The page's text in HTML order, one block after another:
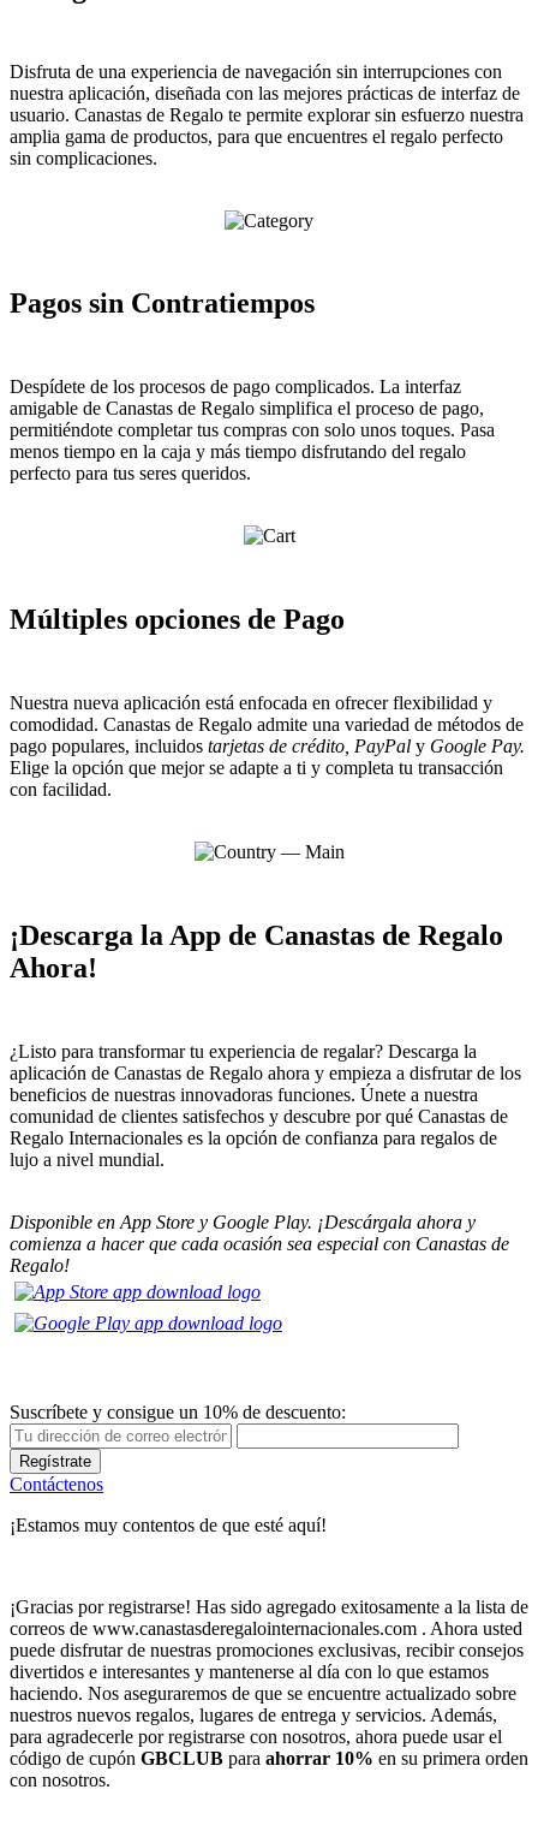
Disfruta de una experiencia de navegación sin interrupciones con
nuestra aplicación, diseñada con las mejores prácticas de interfaz de
usuario. Canastas de Regalo te permite explorar sin esfuerzo nuestra
amplia gama de productos, para que encuentres el regalo perfecto
sin complicaciones.
Pagos sin Contratiempos
Despídete de los procesos de pago complicados. La interfaz
amigable de Canastas de Regalo simplifica el proceso de pago,
permitiéndote completar tus compras con solo unos toques. Pasa
menos tiempo en la caja y más tiempo disfrutando del regalo
perfecto para tus seres queridos.
Múltiples opciones de Pago
Nuestra nueva aplicación está enfocada en ofrecer flexibilidad y
comodidad. Canastas de Regalo admite una variedad de métodos de
pago populares, incluidos tarjetas de crédito, PayPal y Google Pay.
Elige la opción que mejor se adapte a ti y completa tu transacción
con facilidad.
¡Descarga la App de Canastas de Regalo
Ahora!
¿Listo para transformar tu experiencia de regalar? Descarga la
aplicación de Canastas de Regalo ahora y empieza a disfrutar de los
beneficios de nuestras innovadoras funciones. Únete a nuestra
comunidad de clientes satisfechos y descubre por qué Canastas de
Regalo Internacionales es la opción de confianza para regalos de
lujo a nivel mundial.
Disponible en App Store y Google Play. ¡Descárgala ahora y
comienza a hacer que cada ocasión sea especial con Canastas de
Regalo!
Suscríbete y consigue un 10% de descuento:
Regístrate
Contáctenos
¡Estamos muy contentos de que esté aquí!
¡Gracias por registrarse! Has sido agregado exitosamente a la lista de
correos de www.canastasderegalointernacionales.com . Ahora usted
puede disfrutar de nuestras promociones exclusivas, recibir consejos
divertidos e interesantes y mantenerse al día con lo que estamos
haciendo. Nos aseguraremos de que se encuentre actualizado sobre
nuestros nuevos regalos, lugares de entrega y servicios. Además,
para agradecerle por registrarse con nosotros, ahora puede usar el
código de cupón GBCLUB para ahorrar 10% en su primera orden
con nosotros.